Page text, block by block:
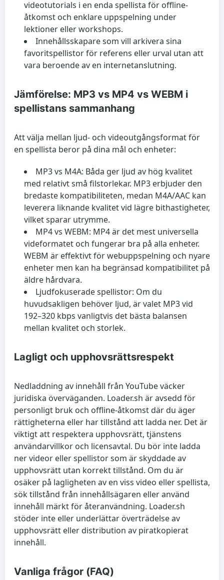
videotutorials i en enda spellista för offline-
åtkomst och enklare uppspelning under
lektioner eller workshops.
Innehållsskapare som vill arkivera sina
favoritspellistor för referens eller urval utan att
vara beroende av en internetanslutning.
Jämförelse: MP3 vs MP4 vs WEBM i
spellistans sammanhang
Att välja mellan ljud- och videoutgångsformat för
en spellista beror på dina mål och enheter:
MP3 vs M4A: Båda ger ljud av hög kvalitet
med relativt små filstorlekar. MP3 erbjuder den
bredaste kompatibiliteten, medan M4A/AAC kan
leverera liknande kvalitet vid lägre bithastigheter,
vilket sparar utrymme.
MP4 vs WEBM: MP4 är det mest universella
videformatet och fungerar bra på alla enheter.
WEBM är effektivt för webuppspelning och nyare
enheter men kan ha begränsad kompatibilitet på
äldre hårdvara.
Ljudfokuserade spellistor: Om du
huvudsakligen behöver ljud, är valet MP3 vid
192–320 kbps vanligtvis det bästa balansen
mellan kvalitet och storlek.
Lagligt och upphovsrättsrespekt
Nedladdning av innehåll från YouTube väcker
juridiska överväganden. Loader.sh är avsedd för
personligt bruk och offline-åtkomst där du äger
rättigheterna eller har tillstånd att ladda ner. Det är
viktigt att respektera upphovsrätt, tjänstens
användarvillkor och licensavtal. Du bör inte ladda
ner videor eller spellistor som är skyddade av
upphovsrätt utan korrekt tillstånd. Om du är
osäker på lagligheten av en viss video eller spellista,
sök tillstånd från innehållsägaren eller använd
innehåll märkt för återanvändning. Loader.sh
stöder inte eller underlättar överträdelse av
upphovsrätt eller distribution av piratkopierat
innehåll.
Vanliga frågor (FAQ)